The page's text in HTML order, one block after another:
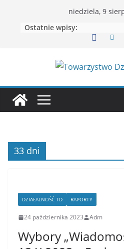
niedziela, 9
Ostatnie wpisy:
33 dni
DZIAŁALNOŚĆ TD RAPORTY
24 października 2023 Adm
Wybory